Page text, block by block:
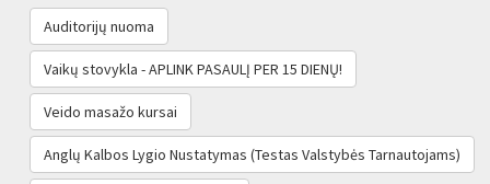
Auditorijų nuoma
Vaikų stovykla - APLINK PASAULĮ PER 15 DIENŲ!
Veido masažo kursai
Anglų Kalbos Lygio Nustatymas (Testas Valstybės Tarnautojams‎)